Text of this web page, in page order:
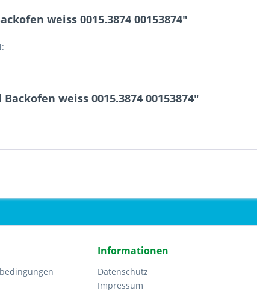
weiss 0015.3874 00153874"
weiss 0015.3874 00153874"
Informationen
Datenschutz
Impressum